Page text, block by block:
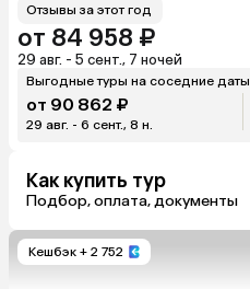
Отзывы за этот год
от 84 958 ₽
29 авг. - 5 сент., 7 ночей
Выгодные туры на соседние даты
от 90 862 ₽
29 авг. - 6 сент., 8 н.
Как купить тур
Подбор, оплата, документы
Кешбэк + 2 752